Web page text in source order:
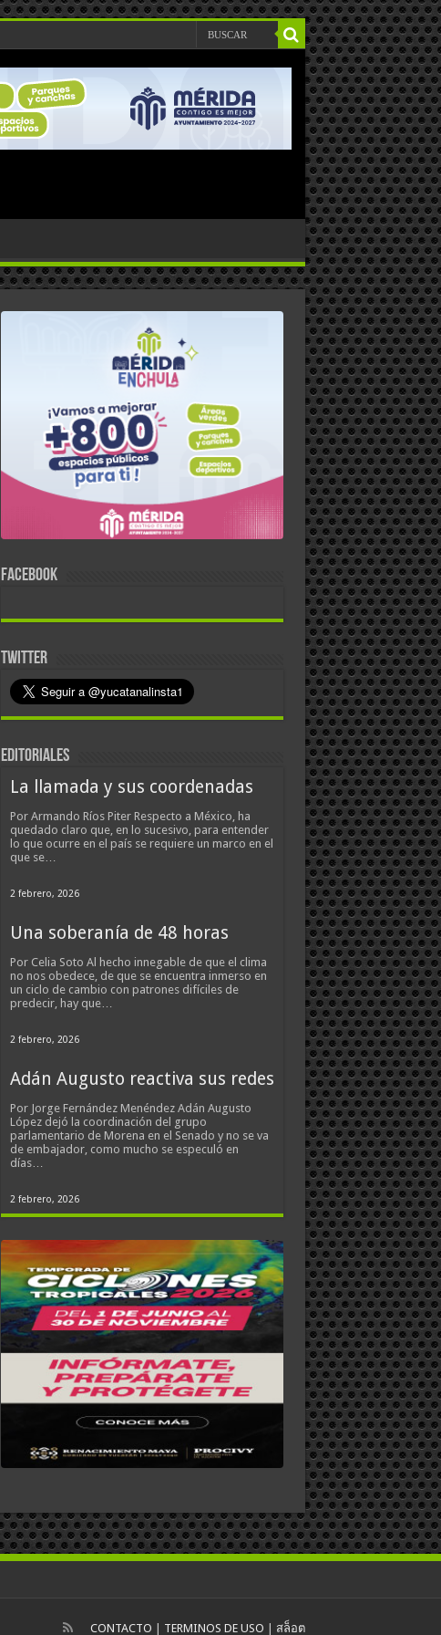
FACEBOOK
TWITTER
EDITORIALES
La llamada y sus coordenadas
Por Armando Ríos Piter Respecto a México, ha
quedado claro que, en lo sucesivo, para entender
lo que ocurre en el país se requiere un marco en el
que se…
2 febrero, 2026
Una soberanía de 48 horas
Por Celia Soto Al hecho innegable de que el clima
no nos obedece, de que se encuentra inmerso en
un ciclo de cambio con patrones difíciles de
predecir, hay que…
2 febrero, 2026
Adán Augusto reactiva sus redes
Por Jorge Fernández Menéndez Adán Augusto
López dejó la coordinación del grupo
parlamentario de Morena en el Senado y no se va
de embajador, como mucho se especuló en
días…
2 febrero, 2026
CONTACTO TERMINOS DE USO สล็อต